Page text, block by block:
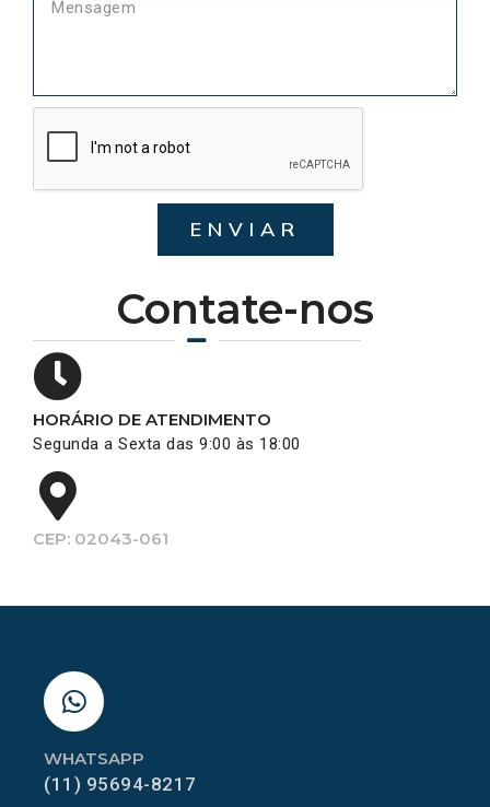
Contate-nos
HORÁRIO DE ATENDIMENTO
Segunda a Sexta das 9:00 às 18:00
CEP: 02043-061
ENVIAR
WHATSAPP
(11) 95694-8217